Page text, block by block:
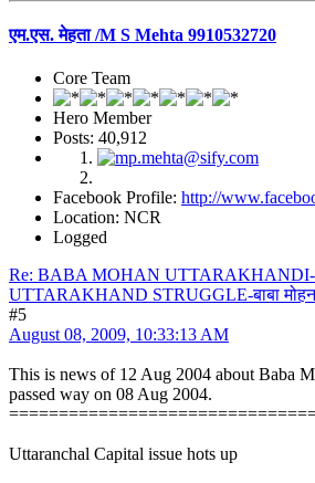
एम.एस. मेहता /M S Mehta 9910532720
Core Team
Hero Member
Posts: 40,912
Facebook Profile: http://
Location: NCR
Logged
Re: BABA MOHAN UTTARAKHANDI-
UTTARAKHAND STRUGGLE-बाबा मोहन
#5
August 08, 2009, 10:33:13 AM
This is news of 12 Aug 2004 about Baba
passed way on 08 Aug 2004.
Uttaranchal Capital issue hots up